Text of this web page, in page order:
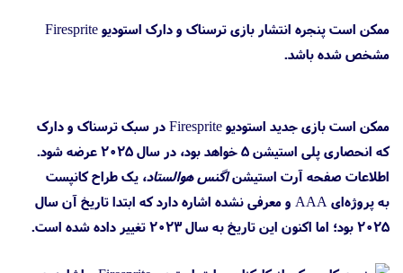
ممکن است پنجره انتشار بازی ترسناک و دارک استودیو Firesprite
مشخص شده باشد.
ممکن است بازی جدید استودیو Firesprite در سبک ترسناک و دارک
که انحصاری پلی استیشن 5 خواهد بود، در سال ۲۰۲۵ عرضه شود.
اطلاعات صفحه آرت استیشناگنس هوالستاد، یک طراح کانپست
به پروژه‌ای AAA و معرفی نشده اشاره دارد که ابتدا تاریخ آن سال
۲۰۲۵ بود؛ اما اکنون این تاریخ به سال ۲۰۲۳ تغییر داده شده است.